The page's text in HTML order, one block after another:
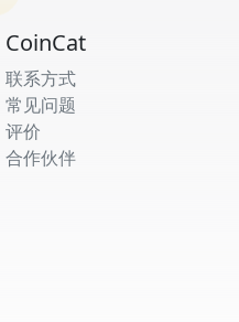
CoinCat
联系方式
常见问题
评价
合作伙伴